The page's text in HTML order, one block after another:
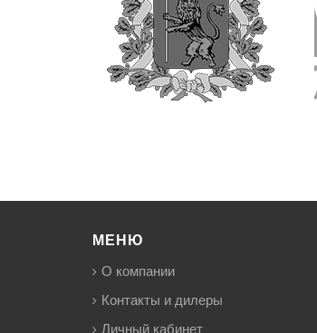
МЕНЮ
О компании
Контакты и дилеры